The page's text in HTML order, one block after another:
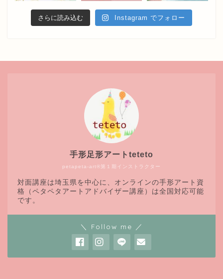
さらに読み込む Instagram でフォロー
petapeta-art®第１期インストラクター
手形足形アートteteto
対面講座は埼玉県を中心に、オンラインの手形アート資
格（ペタペタアートアドバイザー講座）は全国対応可能
です。
＼ Follow me ／